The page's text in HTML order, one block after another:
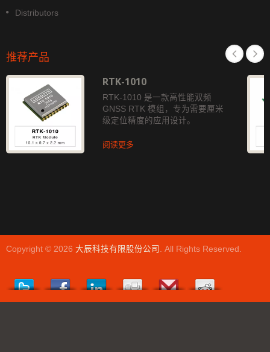
Distributors
推荐产品
RTK-1010
RTK-1010 是一款高性能双频
GNSS RTK 模组，专为需要厘米
级定位精度的应用设计。
阅读更多
Copyright © 2026 大辰科技有限股份公司 . All Rights Reserved.